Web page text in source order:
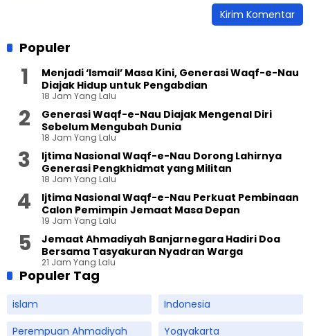
Populer
Menjadi ‘Ismail’ Masa Kini, Generasi Waqf-e-Nau
Diajak Hidup untuk Pengabdian
18 Jam Yang Lalu
Generasi Waqf-e-Nau Diajak Mengenal Diri
Sebelum Mengubah Dunia
18 Jam Yang Lalu
Ijtima Nasional Waqf-e-Nau Dorong Lahirnya
Generasi Pengkhidmat yang Militan
18 Jam Yang Lalu
Ijtima Nasional Waqf-e-Nau Perkuat Pembinaan
Calon Pemimpin Jemaat Masa Depan
19 Jam Yang Lalu
Jemaat Ahmadiyah Banjarnegara Hadiri Doa
Bersama Tasyakuran Nyadran Warga
21 Jam Yang Lalu
Populer Tag
islam
Indonesia
Perempuan Ahmadiyah
Yogyakarta